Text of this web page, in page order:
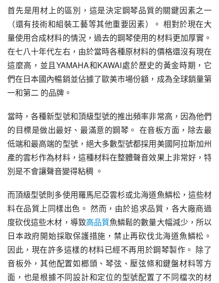
首先是用材上的區別，這是決定鋼琴品質的關鍵因素之一
（還有技術和組裝工藝等其他重要因素）。 相對於現在大
量使用合成材料的情況，過去的鋼琴使用的材料更加厚實。
在七八十年代左右，由於當時各種原材料的價格還沒有現在
這麼高，並且YAMAHA和KAWAI處於歷史的黃金時期，它
們在日本國內暢銷並佔據了歐美市場份額，成為全球銷量第
一和第二 的品牌。
當時，各種新型號和頂級型號的推出頻率非常高，因為他們
的目標是做出最好、最滿意的鋼琴。 在音板方面，除去最
低端和最高端的型號，絕大多數型號都採用美國阿拉斯加州
產的雲杉作為材料，這種材料在整體聲音效果上非常好，特
別是不會讓聲音變得粘稠 。
而頂級型號則多使用羅馬尼亞雲杉或北海道魚鱗松，這些材
料在品質上同樣出色。 然而，由於追求品質，各大廠商過
度砍伐這些木材，導致高品質魚鱗鬆的數量大幅減少，所以
日本政府開始採取保護措施，禁止再砍伐北海道魚鱗松。
因此，現在許多這樣的材料已經不再用於鋼琴製作。 除了
音板外，其他配置如榔頭、琴弦、壓弦條和鍵盤材料等方
面，也是根據不同設計和定位的型號配置了不同檔次的材